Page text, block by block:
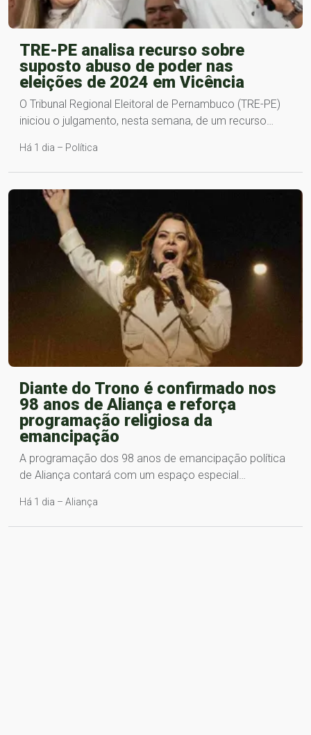
TRE-PE analisa recurso sobre
suposto abuso de poder nas
eleições de 2024 em Vicência
O Tribunal Regional Eleitoral de Pernambuco (TRE-PE)
iniciou o julgamento, nesta semana, de um recurso…
Há 1 dia – Política
Diante do Trono é confirmado nos
98 anos de Aliança e reforça
programação religiosa da
emancipação
A programação dos 98 anos de emancipação política
de Aliança contará com um espaço especial…
Há 1 dia – Aliança